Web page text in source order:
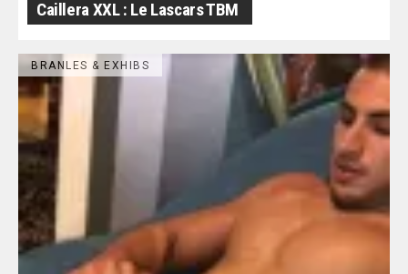
Caillera XXL : Le Lascars TBM
BRANLES & EXHIBS